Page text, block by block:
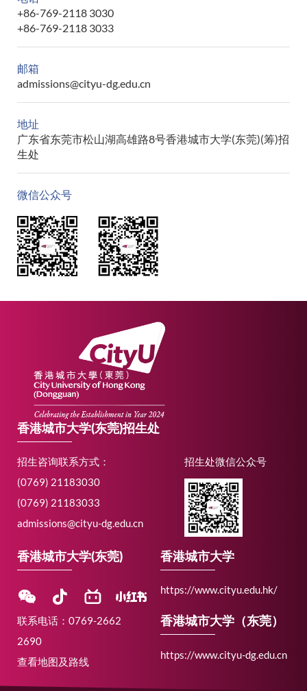
+86-769-2118 3030
+86-769-2118 3033
邮箱
admissions@cityu-dg.edu.cn
地址
广东省东莞市松山湖高雄路8号香港城市大学(东莞)(筹)招
生处
微信公众号
香港城市大学(东莞)招生处
招生咨询联系方式：
(0769) 21183030
(0769) 21183033
admissions@cityu-dg.edu.cn
招生处微信公众号
香港城市大学(东莞)
联系电话：0769-2662
2690
查看地图及路线
香港城市大学
https://www.cityu.edu.hk/
香港城市大学（东莞）
https://www.cityu-dg.edu.cn